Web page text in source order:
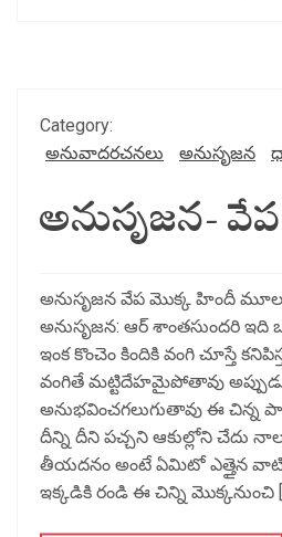
Category:
అనువాదరచనలు
అనుసృజన
అనుసృజన-
అనుసృజన వేప మొక్క హిందీ
అనుసృజన: ఆర్ శాంతసుందరి
ఇంక కొంచెం కిందికి వంగి చూస్తే
వంగితే మట్టిదేహమైపోతావు
అనుభవించగలుగుతావు ఈ చిన్న
దీన్ని దీని పచ్చని ఆకుల్లోని చేదు
తీయదనం అంటే ఏమిటో ఎత్తైన
ఇక్కడికి రండి ఈ చిన్ని మొక్కనుంచి